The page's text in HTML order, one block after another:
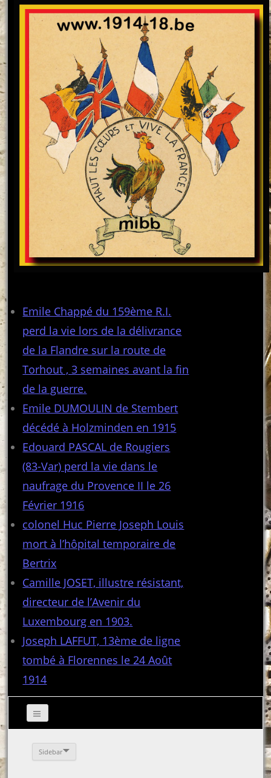
Emile Chappé du 159ème R.I.
perd la vie lors de la délivrance
de la Flandre sur la route de
Torhout , 3 semaines avant la fin
de la guerre.
Emile DUMOULIN de Stembert
décédé à Holzminden en 1915
Edouard PASCAL de Rougiers
(83-Var) perd la vie dans le
naufrage du Provence II le 26
Février 1916
colonel Huc Pierre Joseph Louis
mort à l’hôpital temporaire de
Bertrix
Camille JOSET, illustre résistant,
directeur de l’Avenir du
Luxembourg en 1903.
Joseph LAFFUT, 13ème de ligne
tombé à Florennes le 24 Août
1914
Sidebar